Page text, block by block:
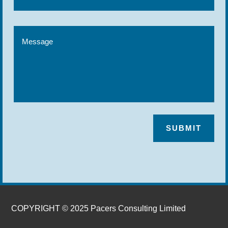
SUBMIT
COPYRIGHT © 2025 Pacers Consulting Limited